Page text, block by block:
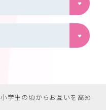
小学生の頃からお互いを高め